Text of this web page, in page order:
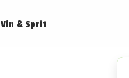
Vin & Sprit